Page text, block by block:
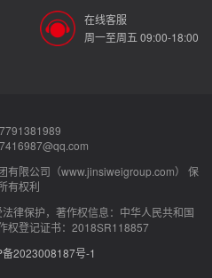
在线客服
周一至周五 09:00-18:00
有限公司（www.jinsiweigroup.com） 保
有权利
律保护，著作权信息：中华人民共和国
权登记证书：2018SR118857
备2023008187号-1